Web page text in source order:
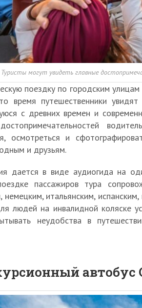
Туристы могут увидеть главные
поездку по городским
время путешественники
с древних времен и
осмотреться и
и друзьям.
дается в виде аудиогида на
пассажиров тура
немецким, итальянским,
людей на инвалидной коляске
неудобства в
автобус